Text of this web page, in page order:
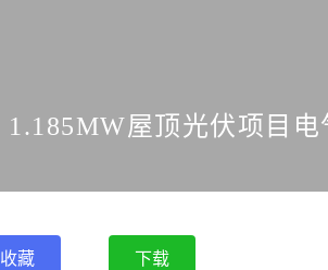
1.185MW屋顶光伏项目
收藏 下载